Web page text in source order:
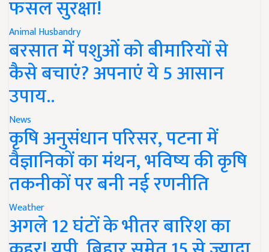
फसल सुरक्षा!
Animal Husbandry
बरसात में पशुओं को बीमारियों से
कैसे बचाएं? अपनाएं ये 5 आसान
उपाय..
News
कृषि अनुसंधान परिसर, पटना में
वैज्ञानिकों का मंथन, भविष्य की कृषि
तकनीकों पर बनी नई रणनीति
Weather
अगले 12 घंटों के भीतर बारिश का